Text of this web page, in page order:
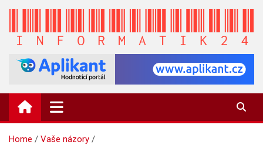
Skip
content
INFORMATIK24.CZ
Zpravodajství informací a novinky
Home
Vaše názory